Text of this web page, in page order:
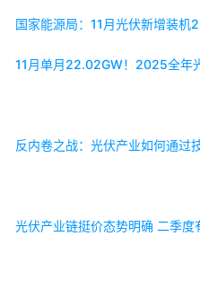
国家能源局：11月光伏新增装机
11月单月22.02GW！2025全年
反内卷之战：光伏产业如何通过
光伏产业链挺价态势明确 二季度